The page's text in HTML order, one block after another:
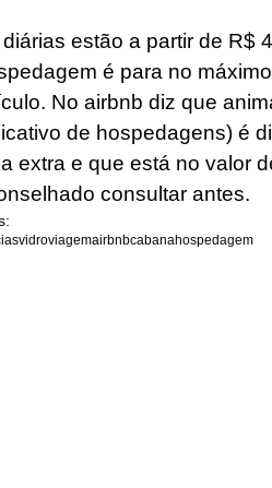
estão a partir de R$
é para no
No airbnb diz que
de hospedagens) é
extra e que está no valor
consultar antes.
vidroviagemairbnbcabanahospedagem